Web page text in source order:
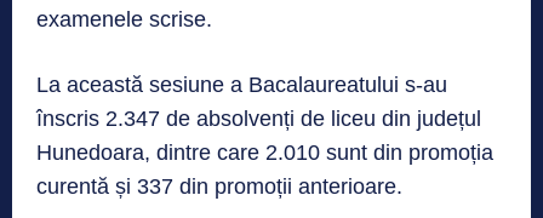
examenele scrise.
La această sesiune a Bacalaureatului s-au
înscris 2.347 de absolvenți de liceu din județul
Hunedoara, dintre care 2.010 sunt din promoția
curentă și 337 din promoții anterioare.